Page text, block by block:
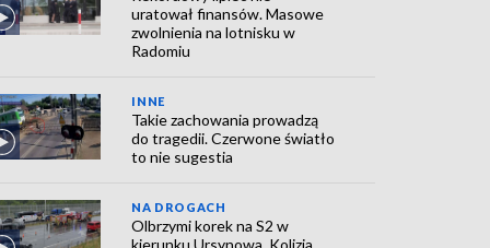
uratował finansów. Masowe
zwolnienia na lotnisku w
Radomiu
INNE
Takie zachowania prowadzą
do tragedii. Czerwone światło
to nie sugestia
NA DROGACH
Olbrzymi korek na S2 w
kierunku Ursynowa. Kolizja